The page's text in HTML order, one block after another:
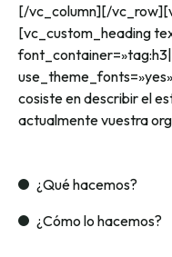
[/vc_column][/
[vc_custom_heading
cosiste en describir el
actualmente vuestra
¿Qué hacemos?
¿Cómo lo hacemos?